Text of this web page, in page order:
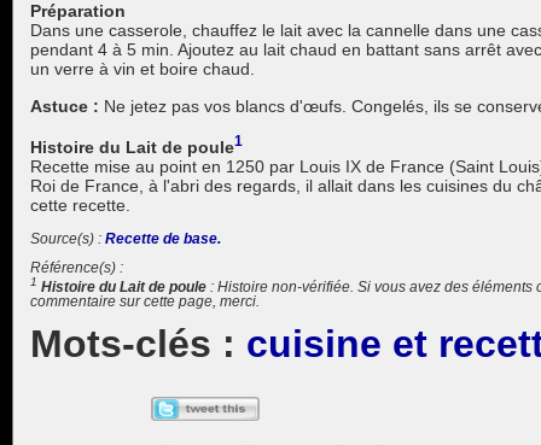
Préparation
Dans une casserole, chauffez le lait avec la cannelle dans une
pendant 4 à 5 min. Ajoutez au lait chaud en battant sans arrêt
un verre à vin et boire chaud.
Astuce : Ne jetez pas vos blancs d'œufs. Congelés, ils se
Histoire du Lait de poule1
Recette mise au point en 1250 par Louis IX de France (Saint
Roi de France, à l'abri des regards, il allait dans les cuisines du
cette recette.
Recette de base.
1 Histoire du Lait de poule : Histoire non-vérifiée. Si vous avez des
commentaire sur cette page, merci.
cuisine et